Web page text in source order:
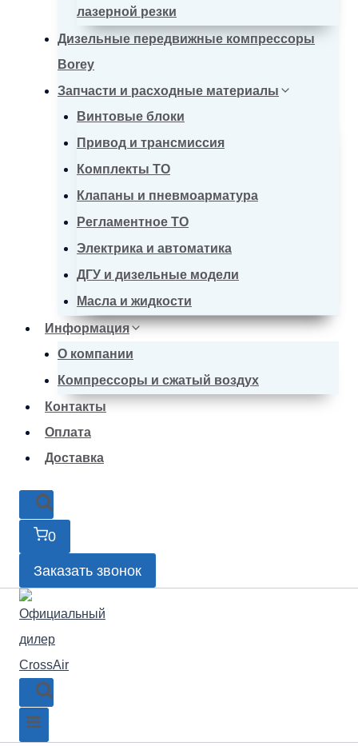
лазерной резки
Дизельные передвижные компрессоры
Borey
Запчасти и расходные материалы
Винтовые блоки
Привод и трансмиссия
Комплекты ТО
Клапаны и пневмоарматура
Регламентное ТО
Электрика и автоматика
ДГУ и дизельные модели
Масла и жидкости
Информация
О компании
Компрессоры и сжатый воздух
Контакты
Оплата
Доставка
0
Заказать звонок